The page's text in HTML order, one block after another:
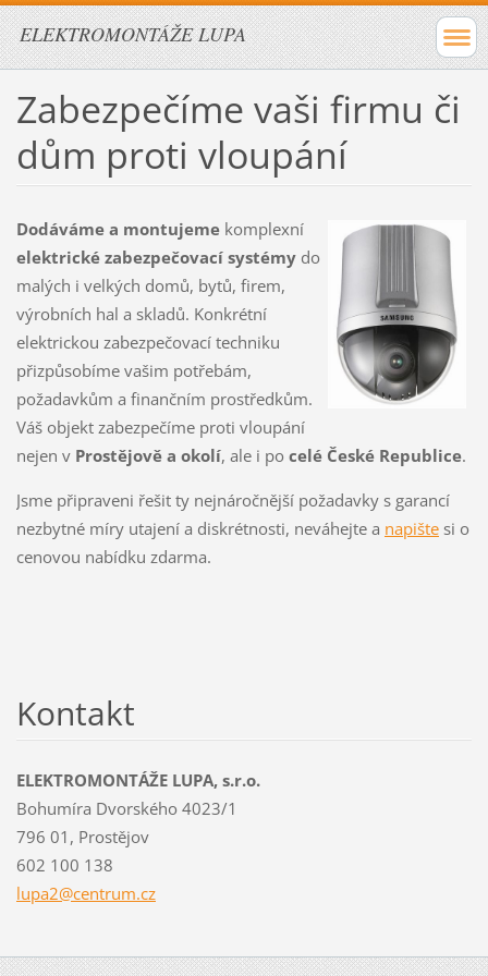
ELEKTROMONTÁŽE LUPA
Zabezpečíme vaši firmu či
dům proti vloupání
Dodáváme a montujemekomplexní
elektrické zabezpečovací systémydo
malých i velkých domů, bytů, firem,
výrobních hal a skladů. Konkrétní
elektrickou zabezpečovací techniku
přizpůsobíme vašim potřebám,
požadavkům a finančním prostředkům.
Váš objekt zabezpečíme proti vloupání
nejen v Prostějově a okolí, ale i po celé České Republice.
Jsme připraveni řešit ty nejnáročnější požadavky s garancí
nezbytné míry utajení a diskrétnosti, neváhejte a napištesi o
cenovou nabídku zdarma.
Kontakt
ELEKTROMONTÁŽE LUPA, s.r.o.
Bohumíra Dvorského 4023/1
796 01, Prostějov
602 100 138
lupa2@centrum.cz